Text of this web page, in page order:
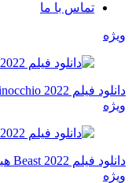
تماس با ما
ویژه
دانلود فیلم Pinocchio 2022 پینوکیو
ویژه
دانلود فیلم Beast 2022 هیولا
ویژه